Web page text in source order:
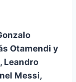
Otamendi y
Leandro
Messi,